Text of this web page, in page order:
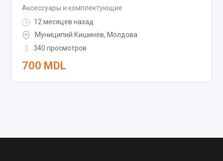
Аксессуары и комплектующие
12 месяцев назад
Муниципий Кишинёв, Молдова
340 просмотров
700 MDL